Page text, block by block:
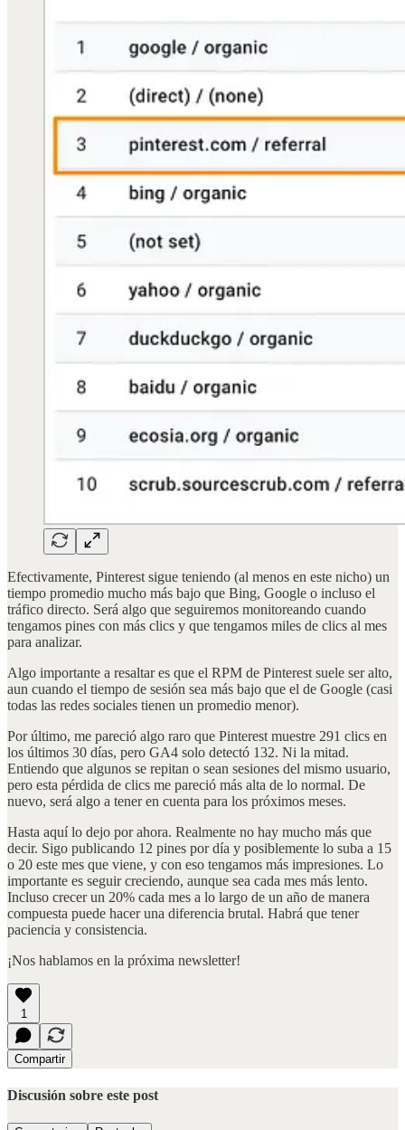
Efectivamente, Pinterest sigue teniendo (al menos en este nicho) un
tiempo promedio mucho más bajo que Bing, Google o incluso el
tráfico directo. Será algo que seguiremos monitoreando cuando
tengamos pines con más clics y que tengamos miles de clics al mes
para analizar.
Algo importante a resaltar es que el RPM de Pinterest suele ser alto,
aun cuando el tiempo de sesión sea más bajo que el de Google (casi
todas las redes sociales tienen un promedio menor).
Por último, me pareció algo raro que Pinterest muestre 291 clics en
los últimos 30 días, pero GA4 solo detectó 132. Ni la mitad.
Entiendo que algunos se repitan o sean sesiones del mismo usuario,
pero esta pérdida de clics me pareció más alta de lo normal. De
nuevo, será algo a tener en cuenta para los próximos meses.
Hasta aquí lo dejo por ahora. Realmente no hay mucho más que
decir. Sigo publicando 12 pines por día y posiblemente lo suba a 15
o 20 este mes que viene, y con eso tengamos más impresiones. Lo
importante es seguir creciendo, aunque sea cada mes más lento.
Incluso crecer un 20% cada mes a lo largo de un año de manera
compuesta puede hacer una diferencia brutal. Habrá que tener
paciencia y consistencia.
¡Nos hablamos en la próxima newsletter!
1
Compartir
Discusión sobre este post